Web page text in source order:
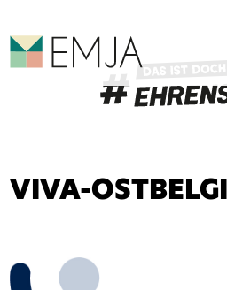
HAUPMENÜ
EMJA -
VIVA-